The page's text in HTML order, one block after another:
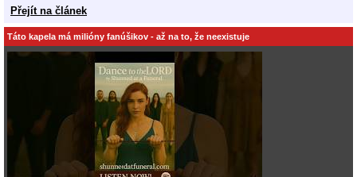
Přejít na článek
Táto kapela má milióny fanúšikov - až na to, že neexistuje